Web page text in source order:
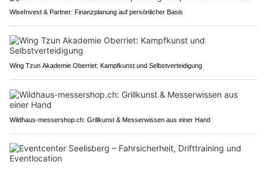
WiseInvest & Partner: Finanzplanung auf persönlicher Basis
Wing Tzun Akademie Oberriet: Kampfkunst und Selbstverteidigung
Wildhaus-messershop.ch: Grillkunst & Messerwissen aus einer Hand